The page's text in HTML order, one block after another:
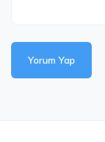
Yorum Yap